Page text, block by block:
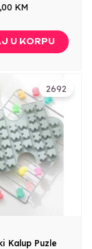
KM
U KORPU
2692
Kalup Puzle